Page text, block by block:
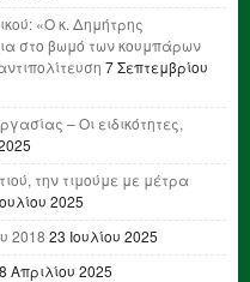
«Ο κ. Δημήτρης
στο βωμό των κουμπάρων
7 Σεπτεμβρίου
– Οι ειδικότητες,
την τιμούμε με μέτρα
2025
2018 23 Ιουλίου 2025
Απριλίου 2025